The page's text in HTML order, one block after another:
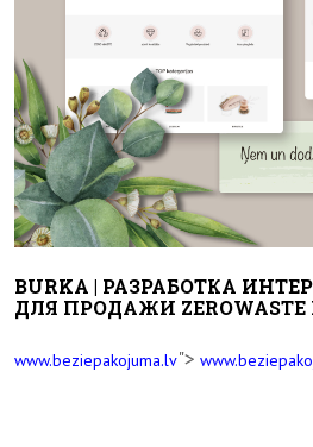
BURKA | РАЗРАБОТКА
ДЛЯ ПРОДАЖИ
www.beziepakojuma.lv">